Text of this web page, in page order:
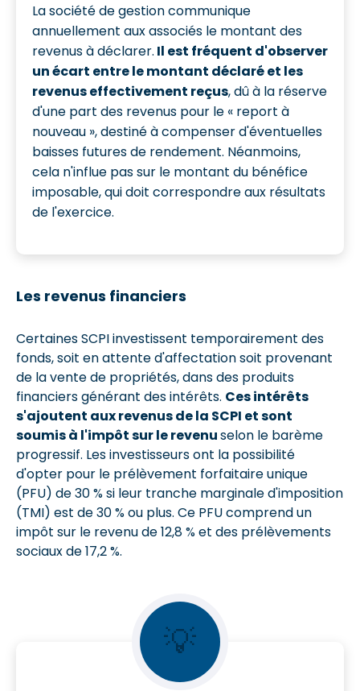
La société de gestion communique
annuellement aux associés le montant des
revenus à déclarer. Il est fréquent d'observer
un écart entre le montant déclaré et les
revenus effectivement reçus, dû à la réserve
d'une part des revenus pour le « report à
nouveau », destiné à compenser d'éventuelles
baisses futures de rendement. Néanmoins,
cela n'influe pas sur le montant du bénéfice
imposable, qui doit correspondre aux résultats
de l'exercice.
Les revenus financiers
Certaines SCPI investissent temporairement des
fonds, soit en attente d'affectation soit provenant
de la vente de propriétés, dans des produits
financiers générant des intérêts. Ces intérêts
s'ajoutent aux revenus de la SCPI et sont
soumis à l'impôt sur le revenuselon le barème
progressif. Les investisseurs ont la possibilité
d'opter pour le prélèvement forfaitaire unique
(PFU) de 30 % si leur tranche marginale d'imposition
(TMI) est de 30 % ou plus. Ce PFU comprend un
impôt sur le revenu de 12,8 % et des prélèvements
sociaux de 17,2 %.
💡